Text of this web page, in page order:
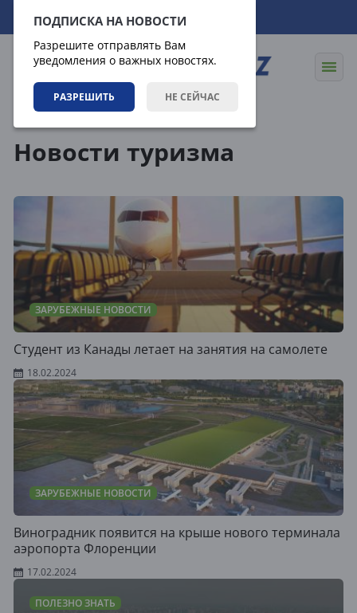
ПОДПИСКА НА НОВОСТИ
Разрешите отправлять Вам
уведомления о важных новостях.
РАЗРЕШИТЬ НЕ СЕЙЧАС
08.08.2026 20:52:17
Новости туризма
ЗАРУБЕЖНЫЕ НОВОСТИ
Студент из Канады летает на занятия на самолете
18.02.2024
ЗАРУБЕЖНЫЕ НОВОСТИ
Виноградник появится на крыше нового терминала
аэропорта Флоренции
17.02.2024
ПОЛЕЗНО ЗНАТЬ